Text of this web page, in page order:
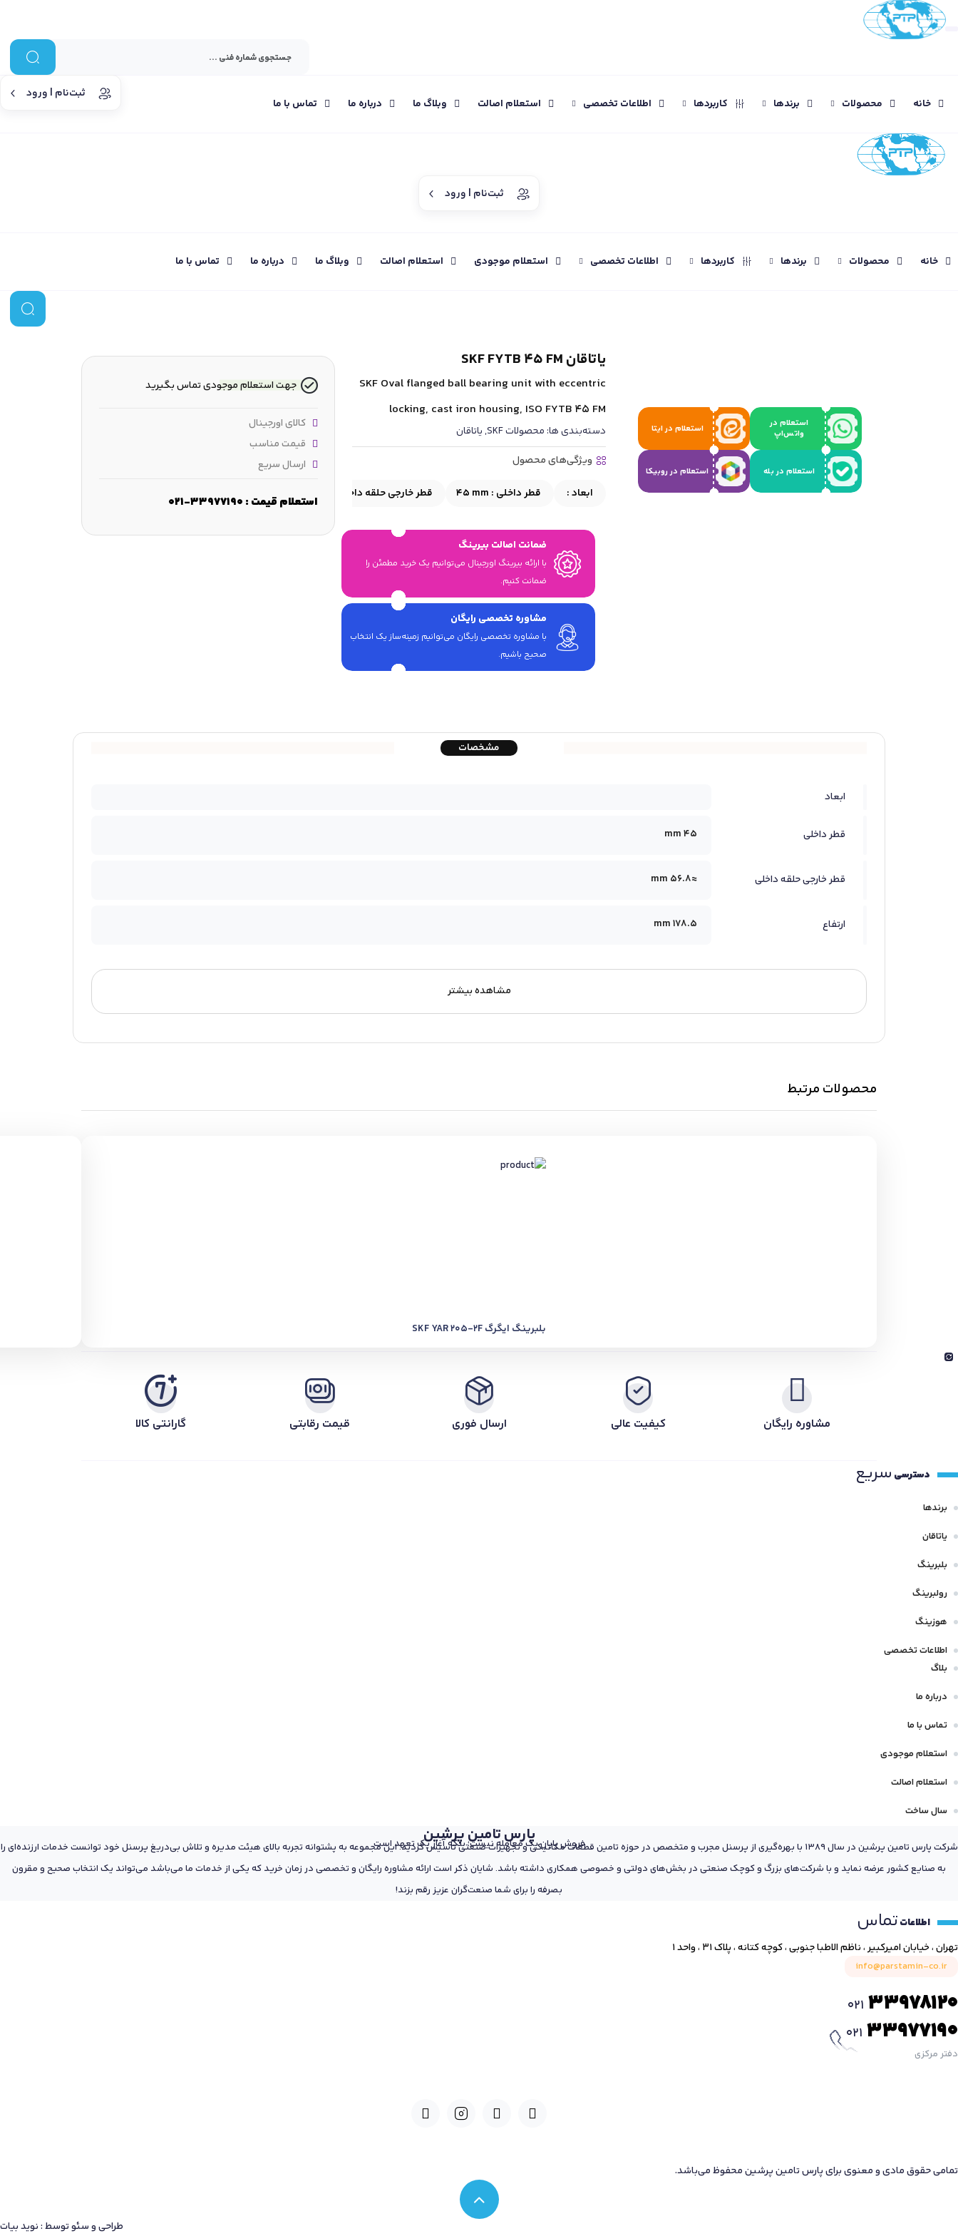
ثبت‌نام | ورود
خانه محصولات برندها کاربردها اطلاعات تخصصی استعلام اصالت وبلاگ ما درباره ما تماس با ما
ثبت‌نام | ورود
خانه محصولات برندها کاربردها اطلاعات تخصصی استعلام موجودی استعلام اصالت وبلاگ ما درباره ما تماس با ما
استعلام در
واتس‌اپ
استعلام در ایتا
استعلام در بله استعلام در روبیکا
یاتاقان SKF FYTB 45 FM
SKF Oval flanged ball bearing unit with eccentric
locking, cast iron housing, ISO FYTB 45 FM
دسته‌بندی ها: محصولات SKF ,یاتاقان
ویژگی‌های محصول
ابعاد : قطر داخلی : 45 mm قطر خارجی حلقه داخلی :
ضمانت اصالت بیرینگ
با ارائه بیرینگ اورجینال می‎‌توانیم یک خرید مطمئن را
ضمانت کنیم.
مشاوره تخصصی رایگان
با مشاوره تخصصی رایگان می‌توانیم زمینه‌ساز یک انتخاب
صحیح باشیم.
جهت استعلام موجودی تماس بگیرید
کالای اورجینال
قیمت مناسب
ارسال سریع
استعلام قیمت : 33977190-021
مشخصات
ابعاد
قطر داخلی 45 mm
قطر خارجی حلقه داخلی ≈56.8 mm
ارتفاع 178.5 mm
مشاهده بیشتر
محصولات مرتبط
بلبرینگ ایگرگ SKF YAR 205-2F
مشاوره رایگان کیفیت عالی ارسال فوری قیمت رقابتی گارانتی کالا
دسترسی سریع
برندها
یاتاقان
بلبرینگ
رولبرینگ
هوزینگ
اطلاعات تخصصی
بلاگ
درباره ما
تماس با ما
استعلام موجودی
استعلام اصالت
سال ساخت
پارس تامین پرشین
فروش پایان یک معامله نیست؛ بلکه آغاز یک تعهد است
شرکت پارس تامین پرشین در سال 1389 با بهره‌گیری از پرسنل مجرب و متخصص در حوزه تامین قطعات مکانیکی و تجهیزات صنعتی تاسیس گردید. این مجموعه به پشتوانه تجربه بالای هیئت مدیره و تلاش بی‌دریغ پرسنل خود توانست خدمات ارزنده‌ای را
به صنایع کشور عرضه نماید و با شرکت‌های بزرگ و کوچک صنعتی در بخش‌های دولتی و خصوصی همکاری داشته باشد. شایان ذکر است ارائه مشاوره رایگان و تخصصی در زمان خرید که یکی از خدمات ما می‌باشد می‌تواند یک انتخاب صحیح و مقرون
بصرفه را برای شما صنعت‌گران عزیز رقم بزند!
اطلاعاتتماس
تهران ، خیابان امیرکبیر ، ناظم الاطبا جنوبی ، کوچه کتانه ، پلاک ۳۱ ، واحد ۱
info@parstamin-co.ir
021 33978120
021 33977190
دفتر مرکزی
تمامی حقوق مادی و معنوی برای پارس تامین پرشین محفوظ می‌باشد.
طراحی و سئو توسط : نوید بیات